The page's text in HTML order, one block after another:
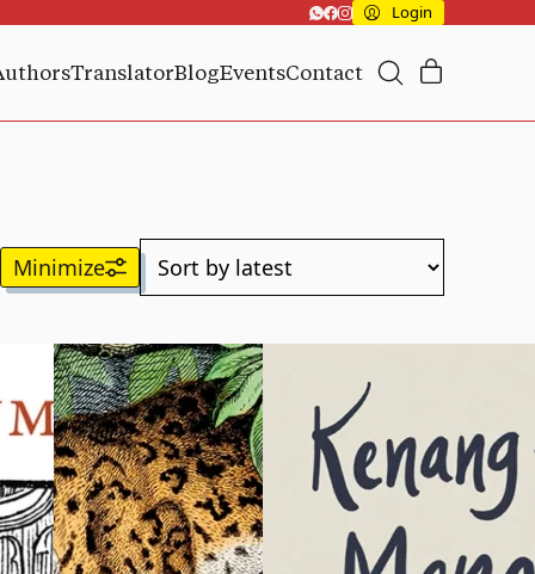
Login
TranslatorBlogEventsContact